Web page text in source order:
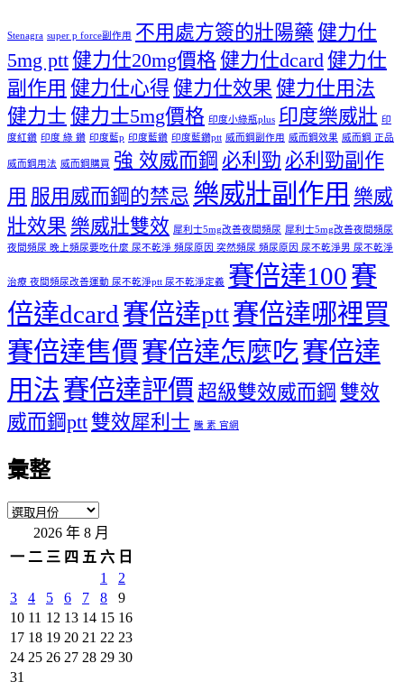
Stenagra super p force副作用 不用處方簽的壯陽藥 健力仕
5mg ptt健力仕20mg價格健力仕dcard健力仕
副作用 健力仕心得 健力仕效果 健力仕用法
健力士 健力士5mg價格 印度小綠瓶plus 印度樂威壯 印
度紅鑽 印度 綠 鑽 印度藍p 印度藍鑽 印度藍鑽ptt 威而鋼副作用 威而鋼效果 威而鋼 正品
威而鋼用法 威而鋼購買 強 效威而鋼 必利勁 必利勁副作
用 服用威而鋼的禁忌 樂威壯副作用 樂威
壯效果 樂威壯雙效 犀利士5mg改善夜間頻尿 犀利士5mg改善夜間頻尿
夜間頻尿 晚上頻尿要吃什麼 尿不乾淨 頻尿原因 突然頻尿 頻尿原因 尿不乾淨男 尿不乾淨
治療 夜間頻尿改善運動 尿不乾淨ptt 尿不乾淨定義 賽倍達100賽
倍達dcard賽倍達ptt賽倍達哪裡買
賽倍達售價 賽倍達怎麼吃賽倍達
用法賽倍達評價 超級雙效威而鋼 雙效
威而鋼ptt 雙效犀利士 騰 素 官網
彙整
彙
2026 年 8 月
一 二 三 四 五 六 日
1
2
3
4 5 6 7 8
9
10 11 12 13 14 15 16
17 18 19 20 21 22 23
24 25 26 27 28 29 30
31